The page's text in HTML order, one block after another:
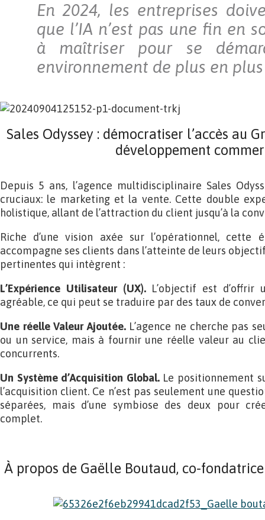
En 2024, les entreprises
que l’IA n’est pas une fin en
à maîtriser pour se
environnement de plus en
Sales Odyssey : démocratiser l’accès au
développement
Depuis 5 ans, l’agence multidisciplinaire Sales
cruciaux: le marketing et la vente. Cette double
holistique, allant de l’attraction du client jusqu’à la
Riche d’une vision axée sur l’opérationnel, cette
accompagne ses clients dans l’atteinte de leurs
pertinentes qui intègrent :
L’Expérience Utilisateur (UX).L’objectif est d’offrir
agréable, ce qui peut se traduire par des taux de
Une réelle Valeur Ajoutée.L’agence ne cherche pas
ou un service, mais à fournir une réelle valeur au
concurrents.
Un Système d’Acquisition Global.Le positionnement
l’acquisition client. Ce n’est pas seulement une
séparées, mais d’une symbiose des deux pour
complet.
À propos de Gaëlle Boutaud, co-